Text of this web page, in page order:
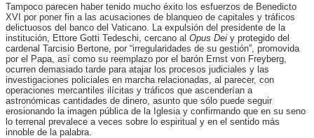
Tampoco parecen haber tenido mucho éxito los esfuerzos de Benedicto
XVI por poner fin a las acusaciones de blanqueo de capitales y tráficos
delictuosos del banco del Vaticano. La expulsión del presidente de la
institución, Ettore Gotti Tedeschi, cercano al Opus Dei y protegido del
cardenal Tarcisio Bertone, por “irregularidades de su gestión”, promovida
por el Papa, así como su reemplazo por el barón Ernst von Freyberg,
ocurren demasiado tarde para atajar los procesos judiciales y las
investigaciones policiales en marcha relacionadas, al parecer, con
operaciones mercantiles ilícitas y tráficos que ascenderían a
astronómicas cantidades de dinero, asunto que sólo puede seguir
erosionando la imagen pública de la Iglesia y confirmando que en su seno
lo terrenal prevalece a veces sobre lo espiritual y en el sentido más
innoble de la palabra.